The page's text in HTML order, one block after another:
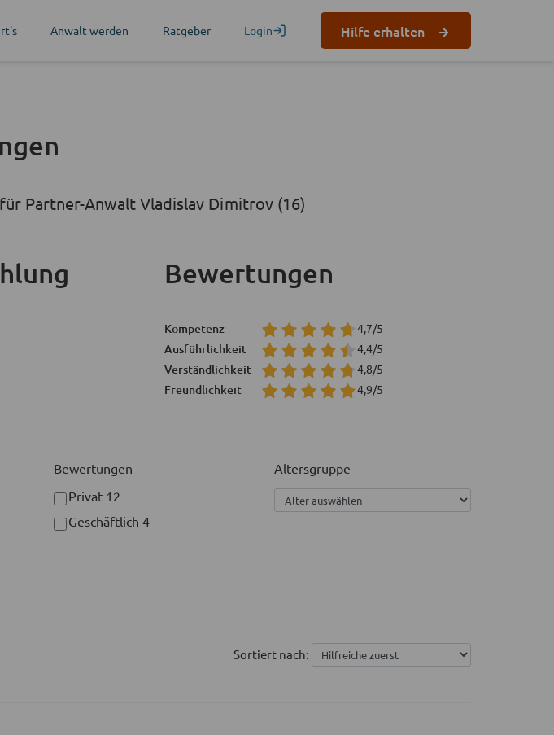
Anwalt werden Ratgeber Login Hilfe erhalten
Partner-Anwalt Vladislav Dimitrov (16)
Bewertungen
Kompetenz 4,7/5
Ausführlichkeit 4,4/5
Verständlichkeit 4,8/5
Freundlichkeit 4,9/5
Bewertungen
Privat 12
Geschäftlich4
Altersgruppe
Sortiert nach: